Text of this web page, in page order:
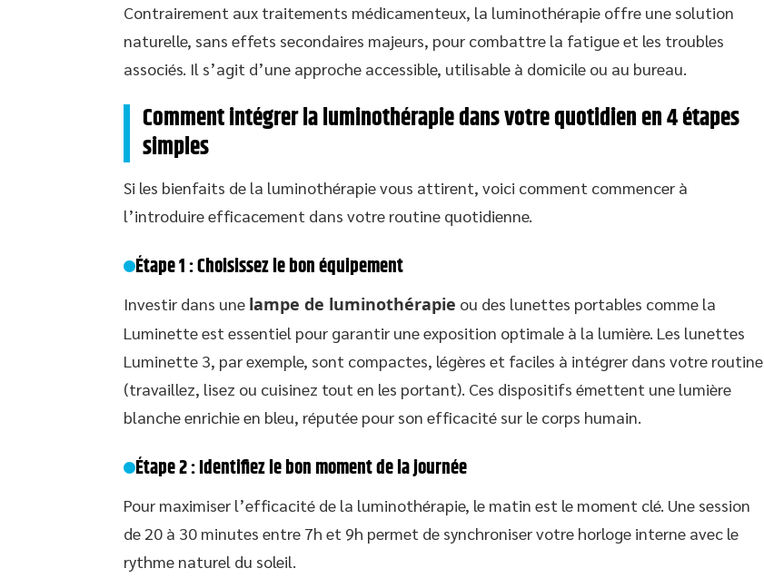
Contrairement aux traitements médicamenteux, la luminothérapie offre une solution
naturelle, sans effets secondaires majeurs, pour combattre la fatigue et les troubles
associés. Il s’agit d’une approche accessible, utilisable à domicile ou au bureau.
Comment intégrer la luminothérapie dans votre quotidien en 4 étapes
simples
Si les bienfaits de la luminothérapie vous attirent, voici comment commencer à
l’introduire efficacement dans votre routine quotidienne.
Étape 1 : Choisissez le bon équipement
Investir dans une lampe de luminothérapie ou des lunettes portables comme la
Luminette est essentiel pour garantir une exposition optimale à la lumière. Les lunettes
Luminette 3, par exemple, sont compactes, légères et faciles à intégrer dans votre routine
(travaillez, lisez ou cuisinez tout en les portant). Ces dispositifs émettent une lumière
blanche enrichie en bleu, réputée pour son efficacité sur le corps humain.
Étape 2 : Identifiez le bon moment de la journée
Pour maximiser l’efficacité de la luminothérapie, le matin est le moment clé. Une session
de 20 à 30 minutes entre 7h et 9h permet de synchroniser votre horloge interne avec le
rythme naturel du soleil.